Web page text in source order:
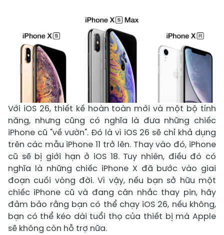
Với iOS 26, thiết kế hoàn toàn mới và một bộ tính
năng, nhưng cũng có nghĩa là đưa những chiếc
iPhone cũ "về vườn". Đó là vì iOS 26 sẽ chỉ khả dụng
trên các mẫu iPhone 11 trở lên. Thay vào đó, iPhone
cũ sẽ bị giới hạn ở iOS 18. Tuy nhiên, điều đó có
nghĩa là những chiếc iPhone X đã bước vào giai
đoạn cuối vòng đời. Vì vậy, nếu bạn sở hữu một
chiếc iPhone cũ và đang cân nhắc thay pin, hãy
đảm bảo rằng bạn có thể chạy iOS 26, nếu không,
bạn có thể kéo dài tuổi thọ của thiết bị mà Apple
sẽ không còn hỗ trợ nữa.